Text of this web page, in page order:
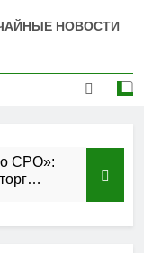
НОВОСТИ
СРО»: